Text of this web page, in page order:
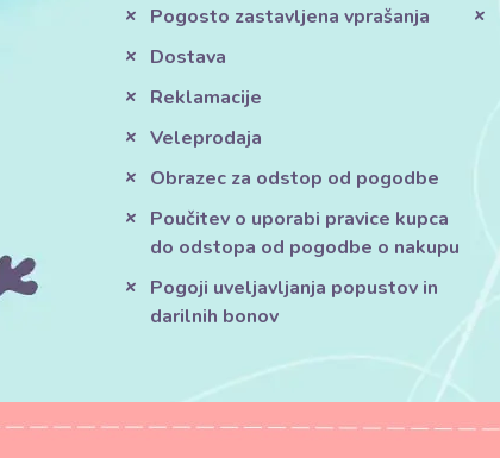
Pogosto zastavljena vprašanja
Dostava
Reklamacije
Veleprodaja
Obrazec za odstop od pogodbe
Poučitev o uporabi pravice kupca
do odstopa od pogodbe o nakupu
Pogoji uveljavljanja popustov in
darilnih bonov